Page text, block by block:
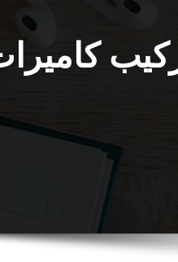
مراقبة كبد / 66428585 /